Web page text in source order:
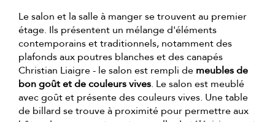
Le salon et la salle à manger se trouvent au premier
étage. Ils présentent un mélange d'éléments
contemporains et traditionnels, notamment des
plafonds aux poutres blanches et des canapés
Christian Liaigre - le salon est rempli de meubles de
bon goût et de couleurs vives. Le salon est meublé
avec goût et présente des couleurs vives. Une table
de billard se trouve à proximité pour permettre aux